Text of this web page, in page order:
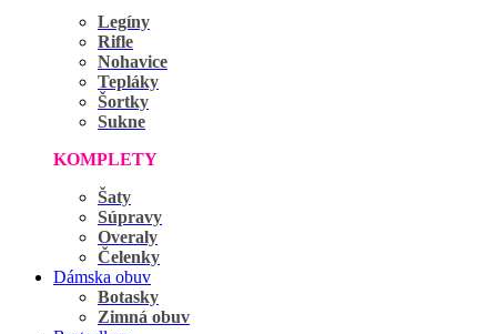
Legíny
Rifle
Nohavice
Tepláky
Šortky
Sukne
KOMPLETY
Šaty
Súpravy
Overaly
Čelenky
Dámska obuv
Botasky
Zimná obuv